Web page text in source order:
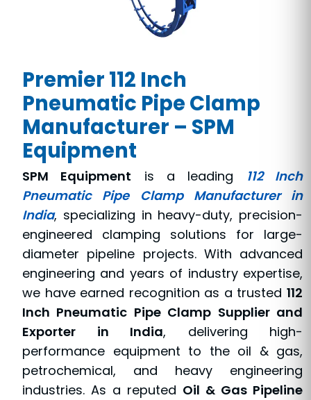
Premier 112 Inch
Pneumatic Pipe Clamp
Manufacturer – SPM
Equipment
SPM Equipment is a leading 112 Inch
Pneumatic Pipe Clamp Manufacturer in
India, specializing in heavy-duty, precision-
engineered clamping solutions for large-
diameter pipeline projects. With advanced
engineering and years of industry expertise,
we have earned recognition as a trusted 112
Inch Pneumatic Pipe Clamp Supplier and
Exporter in India, delivering high-
performance equipment to the oil & gas,
petrochemical, and heavy engineering
industries. As a reputed Oil & Gas Pipeline